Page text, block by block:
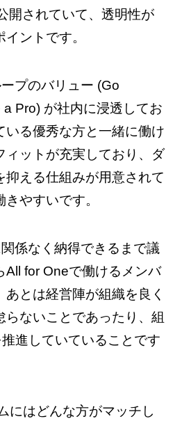
開されていて、透明性が
ントです。
プのバリュー (Go
Pro) が社内に浸透してお
いる優秀な方と一緒に働け
ィットが充実しており、ダ
抑える仕組みが用意されて
やすいです。
係なく納得できるまで議
All for Oneで働けるメンバ
とは経営陣が組織を良く
ないことであったり、組
進していていることです
にはどんな方がマッチし